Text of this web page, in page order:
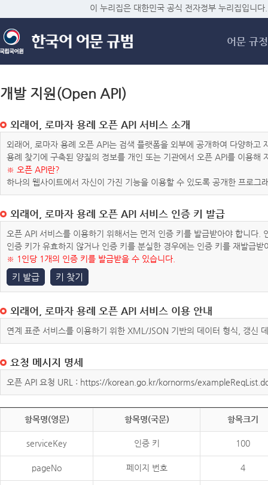
메
이 누리집은 대한민국 공식 전자정부 누리집입니다.
어문 규정
개발 지원(Open API)
외래어, 로마자 용례 오픈 API 서비스 소개
외래어, 로마자 용례 오픈 API는 검색 플랫폼을 외부에 공개하여 다양하
용례 찾기에 구축된 양질의 정보를 개인 또는 기관에서 오픈 API를 이용해
※ 오픈 API란?
하나의 웹사이트에서 자신이 가진 기능을 이용할 수 있도록 공개한 프로그
외래어, 로마자 용례 오픈 API 서비스 인증 키 발급
오픈 API 서비스를 이용하기 위해서는 먼저 인증 키를 발급받아야 합니다
인증 키가 유효하지 않거나 인증 키를 분실한 경우에는 인증 키를 재발급받
※ 1인당 1개의 인증 키를 발급받을 수 있습니다.
키 발급 키 찾기
외래어, 로마자 용례 오픈 API 서비스 이용 안내
연계 표준 서비스를 이용하기 위한 XML/JSON 기반의 데이터 형식, 갱신
요청 메시지 명세
오픈 API 요청 URL : https://korean.go.kr/kornorms/
항목명(영문) 항목명(국문) 항목크기
serviceKey 인증 키 100
pageNo 페이지 번호 4